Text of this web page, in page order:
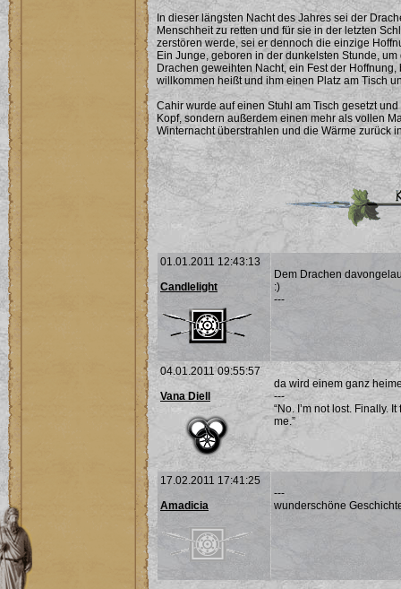
In dieser längsten Nacht des Jahres sei der
Menschheit zu retten und für sie in der letzten
zerstören werde, sei er dennoch die einzige
Ein Junge, geboren in der dunkelsten Stunde,
Drachen geweihten Nacht, ein Fest der
willkommen heißt und ihm einen Platz am Tisch
Cahir wurde auf einen Stuhl am Tisch gesetzt
Kopf, sondern außerdem einen mehr als vollen
Winternacht überstrahlen und die Wärme zurück
01.01.2011 12:43:13
Candlelight
Dem Drachen
:)
---
04.01.2011 09:55:57
Vana Diell
da wird einem ganz
---
“No. I’m not lost. Finally.
me.”
17.02.2011 17:41:25
Amadicia
---
wunderschöne